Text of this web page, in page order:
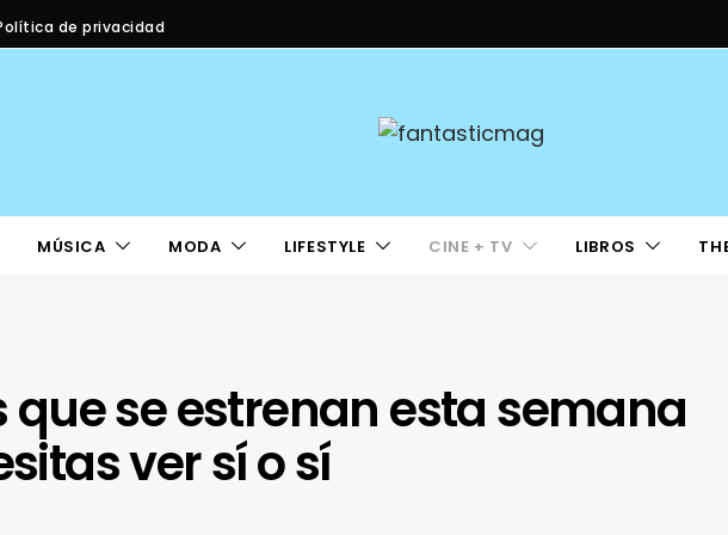
de privacidad
MÚSICA MODA LIFESTYLE CINE + TV LIBROS
que se estrenan esta semana
ver sí o sí